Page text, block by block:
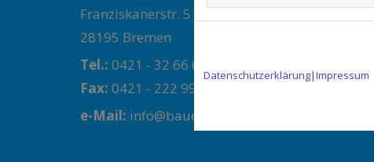
Franziskanerstr. 5
28195 Bremen
Tel.: 0421 - 32 66 66
Fax: 0421 - 222 99 025
e-Mail: info@bauer-uebersetzungen.de
Datenschutzerklärung|Impressum